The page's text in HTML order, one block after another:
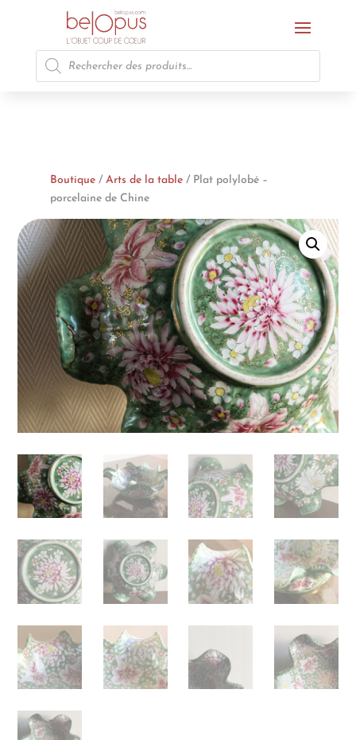
Recherche
de
produits
Boutique/ Arts de la table/ Plat polylobé –
porcelaine de Chine